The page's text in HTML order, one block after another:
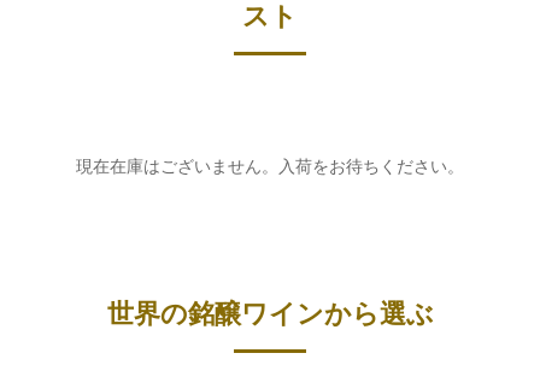
スト
現在在庫はございません。入荷をお待ちください。
世界の銘醸ワインから選ぶ